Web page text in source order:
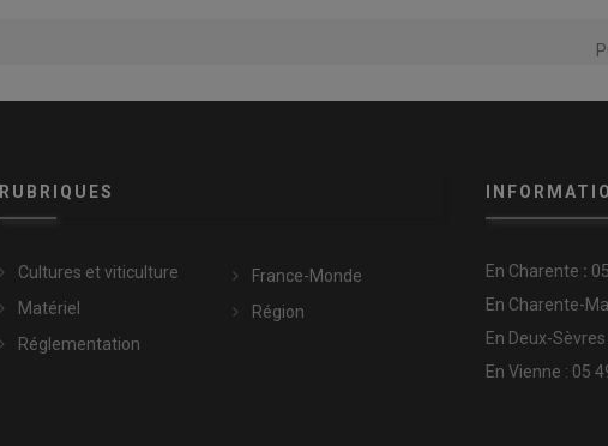
RUBRIQUES
Cultures et viticulture
Matériel
Réglementation
France-Monde
Région
En Charente :
En Charente-
En Deux-
En Vienne : 05